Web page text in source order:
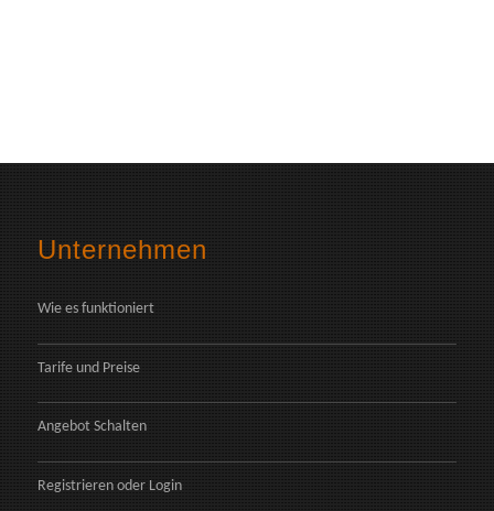
Unternehmen
Wie es funktioniert
Tarife und Preise
Angebot Schalten
Registrieren oder Login